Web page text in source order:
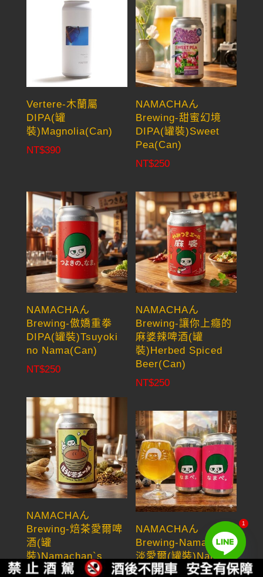
Vertere-木蘭屬
DIPA(罐
裝)Magnolia(Can)
NT$390
NAMACHAん
Brewing-甜蜜幻境
DIPA(罐裝)Sweet
Pea(Can)
NT$250
NAMACHAん
Brewing-傲嬌重拳
DIPA(罐裝)Tsuyoki
no Nama(Can)
NT$250
NAMACHAん
Brewing-讓你上癮的
麻婆辣啤酒(罐
裝)Herbed Spiced
Beer(Can)
NT$250
NAMACHAん
Brewing-焙茶愛爾啤
酒(罐
裝)Namachan`s
Roasted Green Tea
NAMACHAん
Brewing-Nama醬的
淡愛爾(罐裝)Nama
Pale Ale(Can)
1